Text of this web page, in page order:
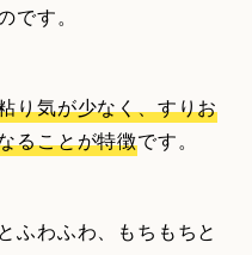
す。
り気が少なく、すりお
ることが特徴です。
ふわふわ、もちもちと